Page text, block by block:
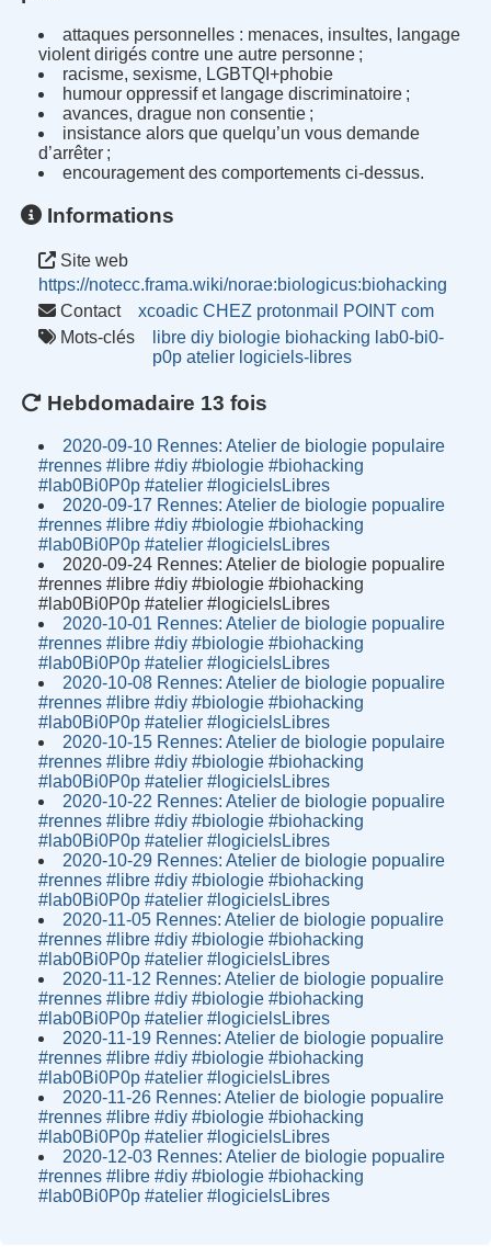
attaques personnelles : menaces, insultes, langage
violent dirigés contre une autre personne ;
racisme, sexisme, LGBTQI+phobie
humour oppressif et langage discriminatoire ;
avances, drague non consentie ;
insistance alors que quelqu’un vous demande
d’arrêter ;
encouragement des comportements ci-dessus.
Informations
Site web
https://notecc.frama.wiki/norae:biologicus:biohacking
Contact
xcoadic CHEZ protonmail POINT com
Mots-clés
libre diy biologie biohacking lab0-bi0-
p0p atelier logiciels-libres
Hebdomadaire 13 fois
2020-09-10 Rennes: Atelier de biologie populaire
#rennes #libre #diy #biologie #biohacking
#lab0Bi0P0p #atelier #logicielsLibres
2020-09-17 Rennes: Atelier de biologie popualire
#rennes #libre #diy #biologie #biohacking
#lab0Bi0P0p #atelier #logicielsLibres
2020-09-24 Rennes: Atelier de biologie popualire
#rennes #libre #diy #biologie #biohacking
#lab0Bi0P0p #atelier #logicielsLibres
2020-10-01 Rennes: Atelier de biologie popualire
#rennes #libre #diy #biologie #biohacking
#lab0Bi0P0p #atelier #logicielsLibres
2020-10-08 Rennes: Atelier de biologie popualire
#rennes #libre #diy #biologie #biohacking
#lab0Bi0P0p #atelier #logicielsLibres
2020-10-15 Rennes: Atelier de biologie populaire
#rennes #libre #diy #biologie #biohacking
#lab0Bi0P0p #atelier #logicielsLibres
2020-10-22 Rennes: Atelier de biologie popualire
#rennes #libre #diy #biologie #biohacking
#lab0Bi0P0p #atelier #logicielsLibres
2020-10-29 Rennes: Atelier de biologie popualire
#rennes #libre #diy #biologie #biohacking
#lab0Bi0P0p #atelier #logicielsLibres
2020-11-05 Rennes: Atelier de biologie popualire
#rennes #libre #diy #biologie #biohacking
#lab0Bi0P0p #atelier #logicielsLibres
2020-11-12 Rennes: Atelier de biologie popualire
#rennes #libre #diy #biologie #biohacking
#lab0Bi0P0p #atelier #logicielsLibres
2020-11-19 Rennes: Atelier de biologie popualire
#rennes #libre #diy #biologie #biohacking
#lab0Bi0P0p #atelier #logicielsLibres
2020-11-26 Rennes: Atelier de biologie popualire
#rennes #libre #diy #biologie #biohacking
#lab0Bi0P0p #atelier #logicielsLibres
2020-12-03 Rennes: Atelier de biologie popualire
#rennes #libre #diy #biologie #biohacking
#lab0Bi0P0p #atelier #logicielsLibres